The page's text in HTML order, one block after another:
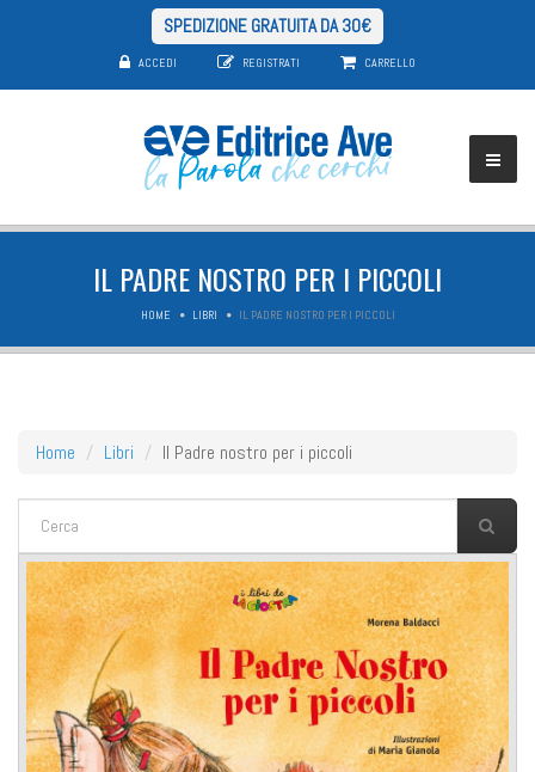
SPEDIZIONE GRATUITA DA 30€
ACCEDI REGISTRATI CARRELLO
IL PADRE NOSTRO PER I PICCOLI
HOME LIBRI IL PADRE NOSTRO PER I PICCOLI
Home Libri Il Padre nostro per i piccoli
FORM DI RICERCA